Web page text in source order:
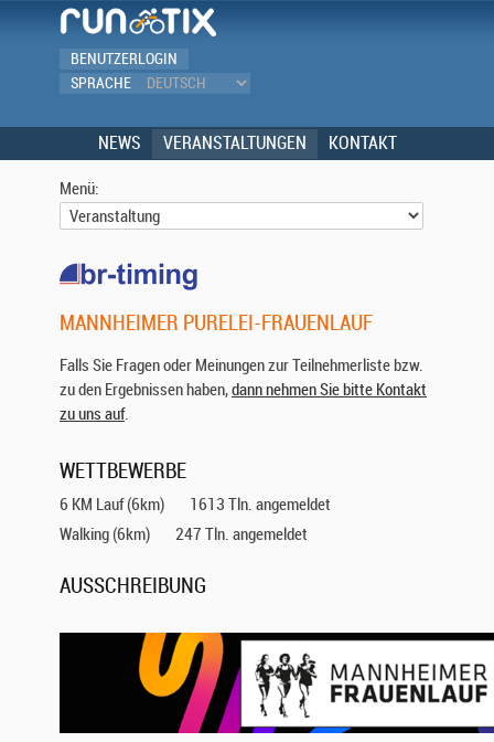
BENUTZERLOGIN
SPRACHE
NEWS VERANSTALTUNGEN KONTAKT
Menü:
MANNHEIMER PURELEI-FRAUENLAUF
Falls Sie Fragen oder Meinungen zur Teilnehmerliste bzw.
zu den Ergebnissen haben,dann nehmen Sie bitte Kontakt
zu uns auf.
WETTBEWERBE
6 KM Lauf (6km)
1613 Tln. angemeldet
Walking (6km)
247 Tln. angemeldet
AUSSCHREIBUNG